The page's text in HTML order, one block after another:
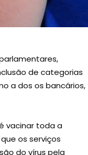
de categorias
a dos os bancários,
vacinar toda a
os serviços
do vírus pela